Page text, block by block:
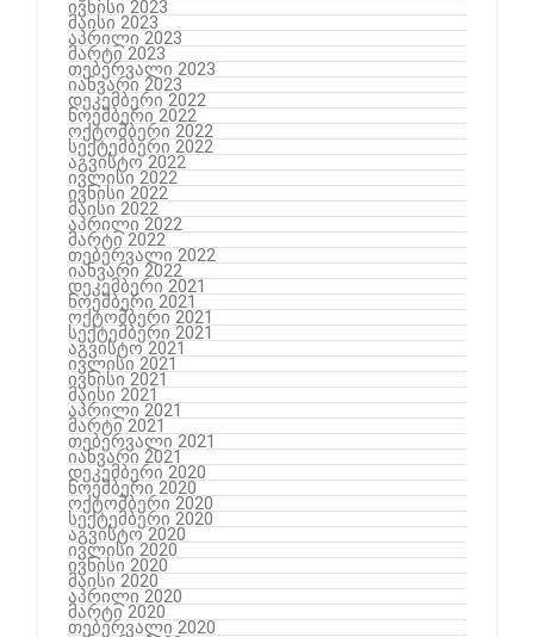
ივნისი 2023
მაისი 2023
აპრილი 2023
მარტი 2023
თებერვალი 2023
იანვარი 2023
დეკემბერი 2022
ნოემბერი 2022
ოქტომბერი 2022
სექტემბერი 2022
აგვისტო 2022
ივლისი 2022
ივნისი 2022
მაისი 2022
აპრილი 2022
მარტი 2022
თებერვალი 2022
იანვარი 2022
დეკემბერი 2021
ნოემბერი 2021
ოქტომბერი 2021
სექტემბერი 2021
აგვისტო 2021
ივლისი 2021
ივნისი 2021
მაისი 2021
აპრილი 2021
მარტი 2021
თებერვალი 2021
იანვარი 2021
დეკემბერი 2020
ნოემბერი 2020
ოქტომბერი 2020
სექტემბერი 2020
აგვისტო 2020
ივლისი 2020
ივნისი 2020
მაისი 2020
აპრილი 2020
მარტი 2020
თებერვალი 2020